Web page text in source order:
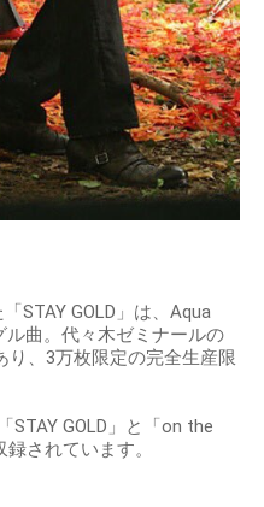
STAY GOLD」は、Aqua
曲。代々木ゼミナールの
り、3万枚限定の完全生産限
STAY GOLD」と「on the
されています。